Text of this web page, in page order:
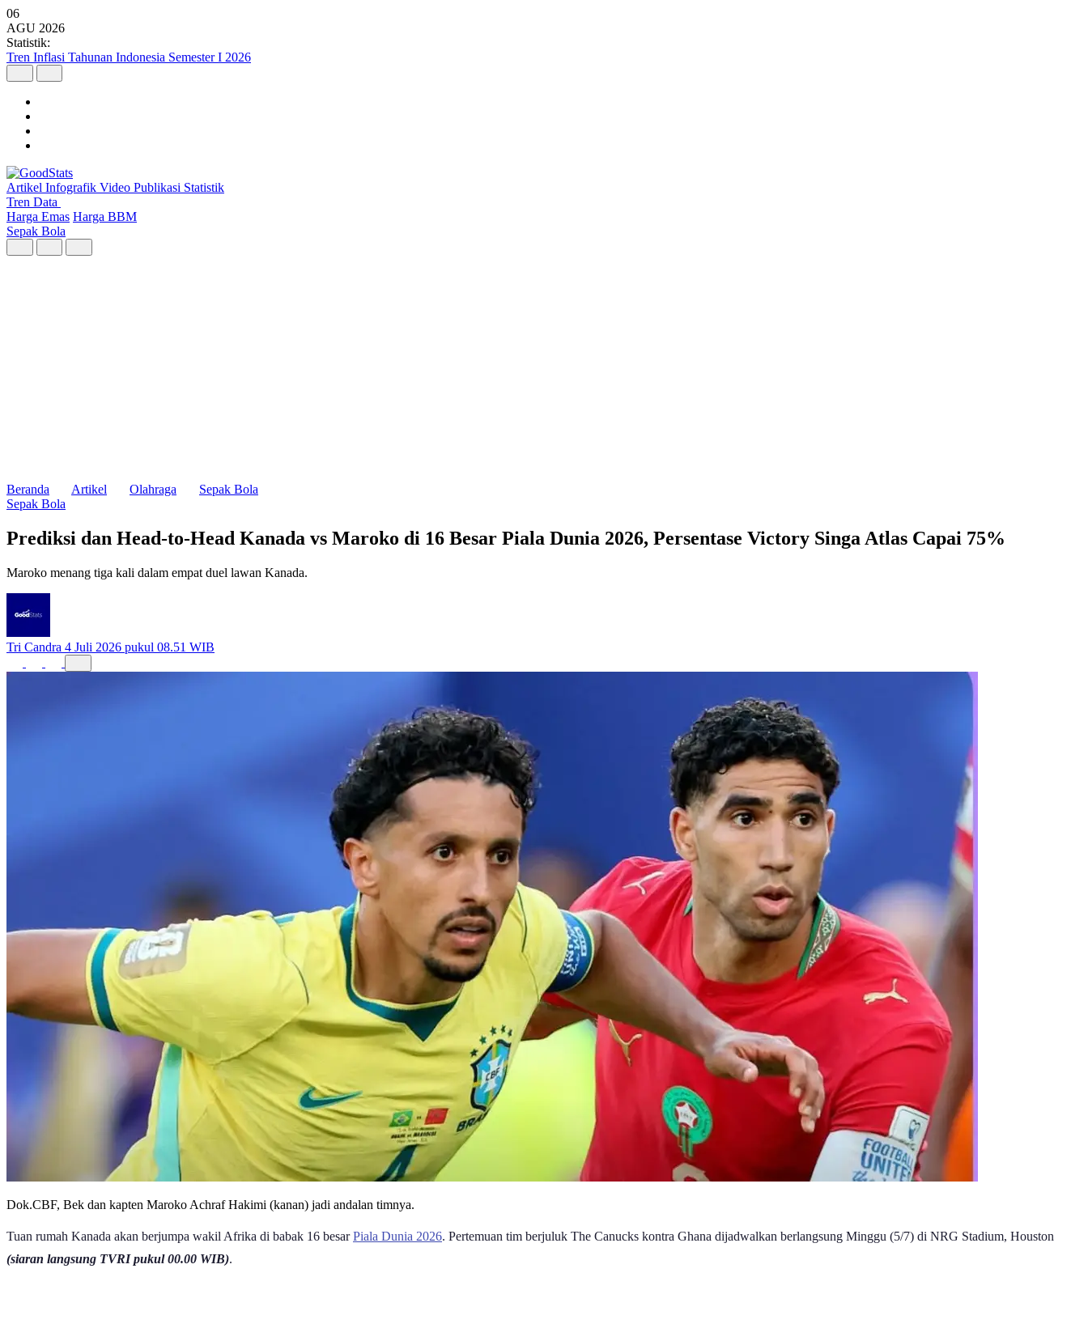
06
AGU 2026
Statistik:
Tren Inflasi Tahunan Indonesia Semester I 2026
Artikel Infografik Video Publikasi Statistik
Tren Data
Harga Emas Harga BBM
Sepak Bola
Beranda Artikel Olahraga
Sepak Bola
Sepak Bola
Prediksi dan Head-to-Head Kanada vs Maroko di 16 Besar Piala Dunia 2026, Persentase Victory Singa Atlas Capai 75%
Maroko menang tiga kali dalam empat duel lawan Kanada.
Tri Candra 4 Juli 2026 pukul 08.51 WIB
Dok.CBF, Bek dan kapten Maroko Achraf Hakimi (kanan) jadi andalan timnya.
Tuan rumah Kanada akan berjumpa wakil Afrika di babak 16 besarPiala Dunia 2026. Pertemuan tim berjuluk The Canucks kontra Ghana dijadwalkan berlangsung Minggu (5/7) di NRG Stadium, Houston
(siaran langsung TVRI pukul 00.00 WIB).